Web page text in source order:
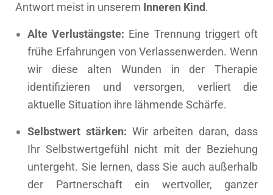
Antwort meist in unserem Inneren Kind.
Alte Verlustängste: Eine Trennung triggert oft
frühe Erfahrungen von Verlassenwerden. Wenn
wir diese alten Wunden in der Therapie
identifizieren und versorgen, verliert die
aktuelle Situation ihre lähmende Schärfe.
Selbstwert stärken: Wir arbeiten daran, dass
Ihr Selbstwertgefühl nicht mit der Beziehung
untergeht. Sie lernen, dass Sie auch außerhalb
der Partnerschaft ein wertvoller, ganzer